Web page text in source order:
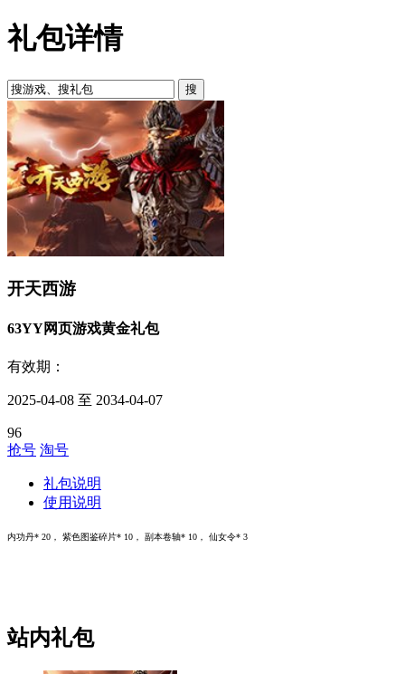
礼包详情
开天西游
63YY网页游戏黄金礼包
有效期：
2025-04-08 至 2034-04-07
96
抢号 淘号
礼包说明
使用说明
内功丹* 20， 紫色图鉴碎片* 10， 副本卷轴* 10， 仙女令* 3
站内礼包